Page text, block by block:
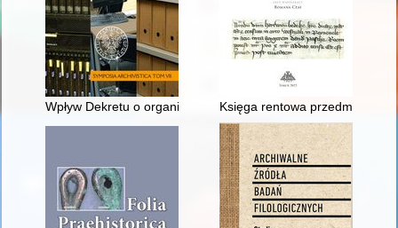
Wpływ Dekretu o organizacji archiwów państwowych i
Księga rentowa przedmieść